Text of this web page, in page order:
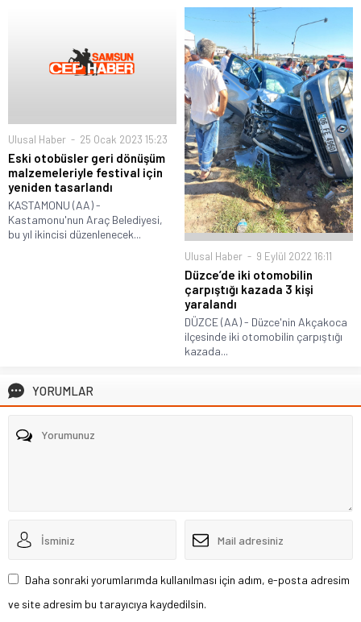
Ulusal Haber 25 Ocak 2023 15:23
Eski otobüsler geri dönüşüm
malzemeleriyle festival için
yeniden tasarlandı
KASTAMONU (AA) -
Kastamonu'nun Araç Belediyesi,
bu yıl ikincisi düzenlenecek...
Ulusal Haber 9 Eylül 2022 16:11
Düzce’de iki otomobilin
çarpıştığı kazada 3 kişi
yaralandı
DÜZCE (AA) - Düzce'nin Akçakoca
ilçesinde iki otomobilin çarpıştığı
kazada...
YORUMLAR
Daha sonraki yorumlarımda kullanılması için adım, e-posta adresim
ve site adresim bu tarayıcıya kaydedilsin.